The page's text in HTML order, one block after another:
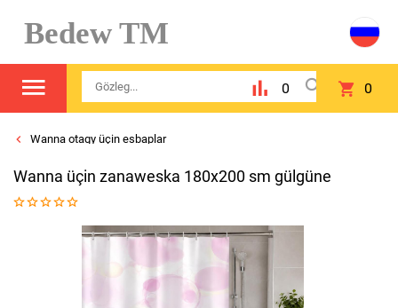
Bedew TM
0 0
Wanna otagy üçin esbaplar
Wanna üçin zanaweska 180x200 sm gülgüne